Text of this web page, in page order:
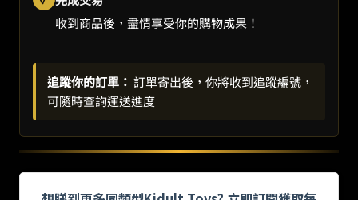
收到商品後，盡情享受你的購物成果！
追蹤你的訂單： 訂單寄出後，你將收到追蹤編號，
可隨時查詢運送進度